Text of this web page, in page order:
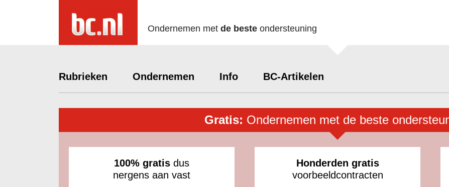
Ondernemen met de beste ondersteuning
Rubrieken Ondernemen Info BC-Artikelen
Gratis: Ondernemen met de beste
100% gratis dus
nergens aan vast
Honderden gratis
voorbeeldcontracten